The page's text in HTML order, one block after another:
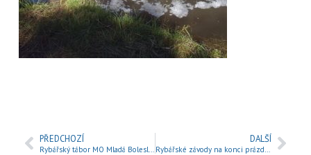
PŘEDCHOZÍ
Rybářský tábor MO Mladá Boleslav v Kobylníkách
DALŠÍ
Rybářské závody na konci prázdnin pro děti a mládež